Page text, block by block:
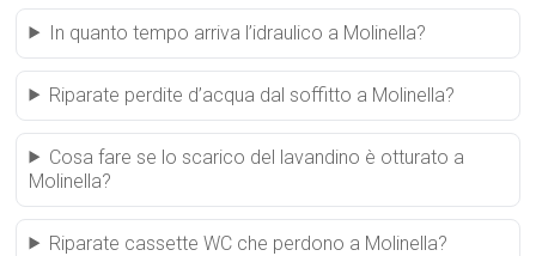
In quanto tempo arriva l’idraulico a Molinella?
Riparate perdite d’acqua dal soffitto a Molinella?
Cosa fare se lo scarico del lavandino è otturato a
Molinella?
Riparate cassette WC che perdono a Molinella?